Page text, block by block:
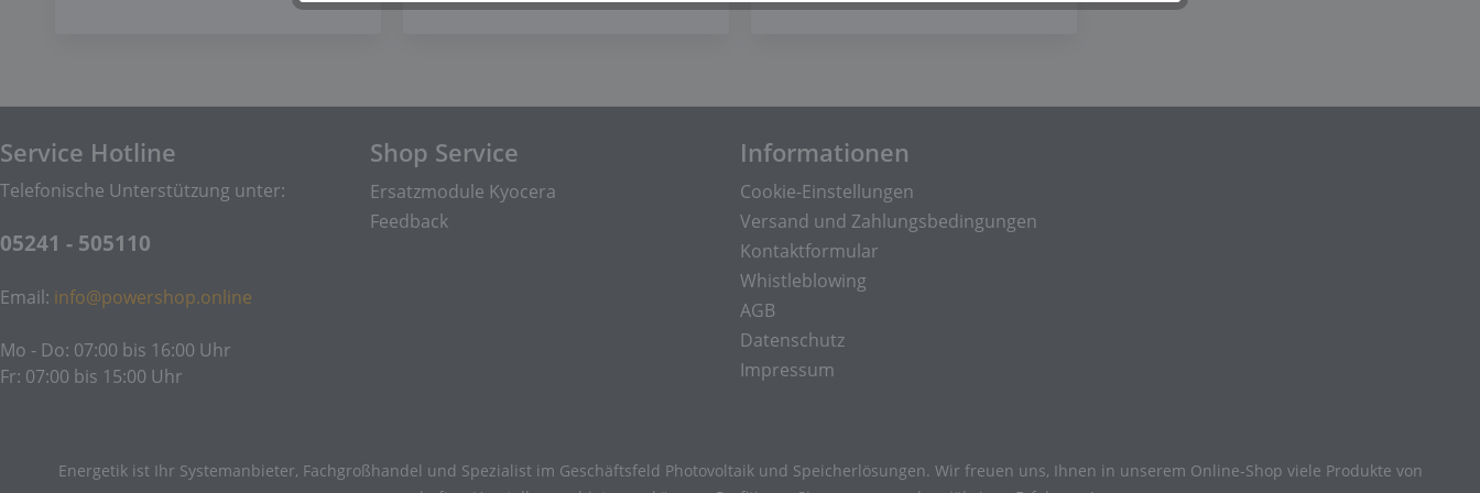
Service Hotline
Telefonische Unterstützung unter:
05241 - 505110
Email: info@powershop.online
Mo - Do: 07:00 bis 16:00 Uhr
Fr: 07:00 bis 15:00 Uhr
Shop Service
Ersatzmodule Kyocera
Feedback
Informationen
Cookie-Einstellungen
Versand und Zahlungsbedingungen
Kontaktformular
Whistleblowing
AGB
Datenschutz
Impressum
Energetik ist Ihr Systemanbieter, Fachgroßhandel und Spezialist im Geschäftsfeld Photovoltaik und Speicherlösungen. Wir freuen uns, Ihnen in unserem Online-Shop viele Produkte von